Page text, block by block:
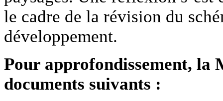
le cadre de la révision du
développement.
Pour approfondissement, la
documents suivants :